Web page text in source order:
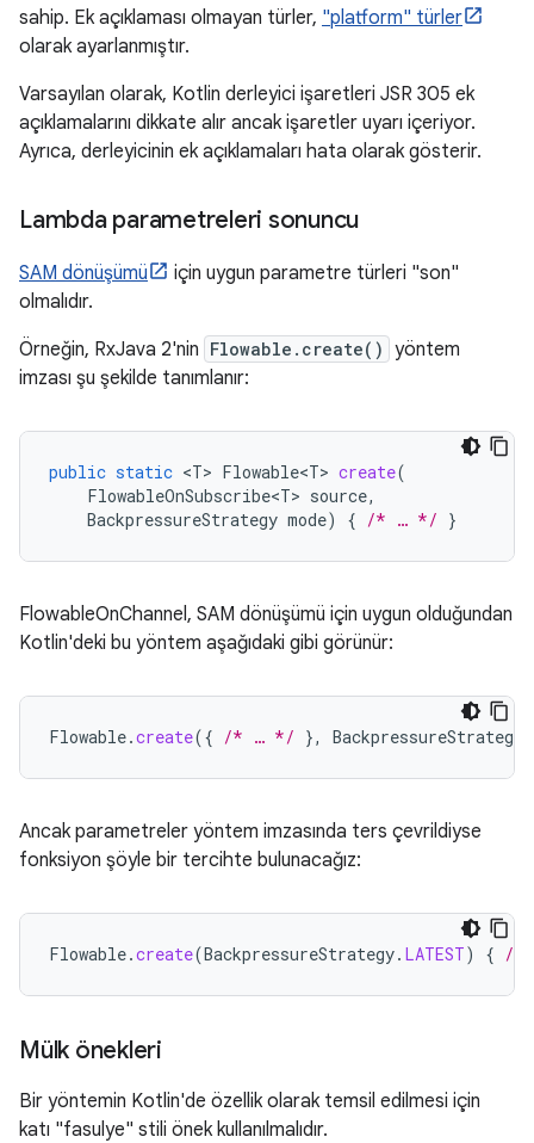
sahip. Ek açıklaması olmayan türler, "platform" türler
olarak ayarlanmıştır.
Varsayılan olarak, Kotlin derleyici işaretleri JSR 305 ek
açıklamalarını dikkate alır ancak işaretler uyarı içeriyor.
Ayrıca, derleyicinin ek açıklamaları hata olarak gösterir.
Lambda parametreleri sonuncu
SAM dönüşümü
için uygun parametre türleri "son"
olmalıdır.
Örneğin, RxJava 2'nin Flowable.create() yöntem
imzası şu şekilde tanımlanır:
public static <T> Flowable<T> create(
FlowableOnSubscribe<T> source,
BackpressureStrategy mode) { /* … */ }
FlowableOnChannel, SAM dönüşümü için uygun olduğundan
Kotlin'deki bu yöntem aşağıdaki gibi görünür:
Flowable.create({ /* … */ }, BackpressureStrategy
Ancak parametreler yöntem imzasında ters çevrildiyse
fonksiyon şöyle bir tercihte bulunacağız:
Flowable.create(BackpressureStrategy. LATEST) { /*
Mülk önekleri
Bir yöntemin Kotlin'de özellik olarak temsil edilmesi için
katı "fasulye" stili önek kullanılmalıdır.